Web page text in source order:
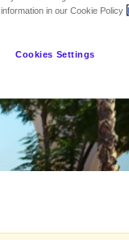
information in our Cookie Policy
Cookies Settings